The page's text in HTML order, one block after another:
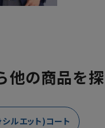
他の商品を
ルエット)コート